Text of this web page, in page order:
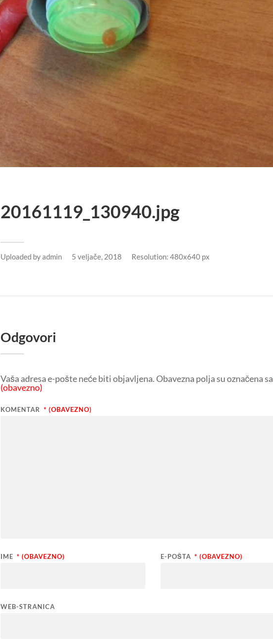
20161119_130940.jpg
Uploaded byadmin 5 veljače, 2018 Resolution: 480x640 px
Odgovori
Vaša adresa e-pošte neće biti objavljena.Obavezna polja su označena sa
(obavezno)
KOMENTAR * (OBAVEZNO)
IME * (OBAVEZNO) E-POŠTA * (OBAVEZNO)
WEB-STRANICA